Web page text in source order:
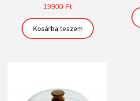
19900 Ft
Kosárba teszem